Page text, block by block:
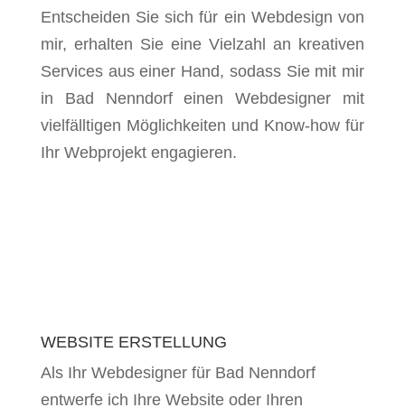
Entscheiden Sie sich für ein Webdesign von
mir, erhalten Sie eine Vielzahl an kreativen
Services aus einer Hand, sodass Sie mit mir
in Bad Nenndorf einen Webdesigner mit
vielfälltigen Möglichkeiten und Know-how für
Ihr Webprojekt engagieren.
WEBSITE ERSTELLUNG
Als Ihr Webdesigner für Bad Nenndorf
entwerfe ich Ihre Website oder Ihren